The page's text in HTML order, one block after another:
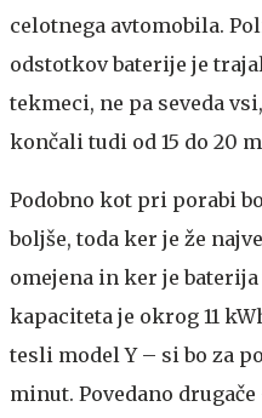
celotnega avtomobila.
odstotkov baterije je
tekmeci, ne pa seveda
končali tudi od 15 do 20
Podobno kot pri porabi
boljše, toda ker je že
omejena in ker je
kapaciteta je okrog 11
tesli model Y – si bo za
minut. Povedano